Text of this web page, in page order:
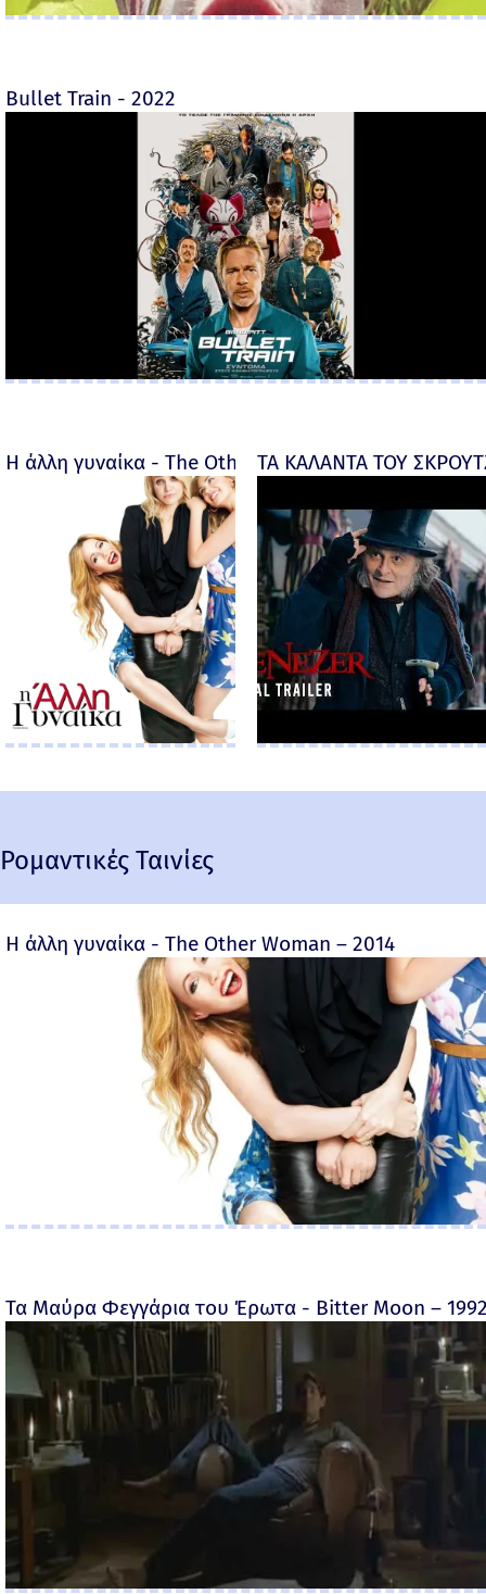
Bullet Train - 2022
Η άλλη γυναίκα - The Other Woman – 2014
ΤΑ ΚΑΛΑΝΤΑ ΤΟΥ
Ρομαντικές Ταινίες
Η άλλη γυναίκα - The Other Woman – 2014
Τα Μαύρα Φεγγάρια του Έρωτα - Bitter Moon –